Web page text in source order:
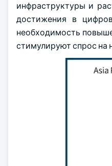
инфраструктуры и
достижения в
необходимость
стимулируют спрос на